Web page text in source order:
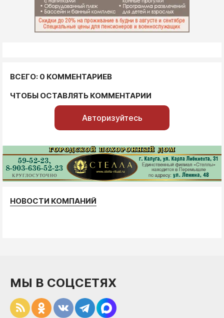
ВСЕГО: 0 КОММЕНТАРИЕВ
ЧТОБЫ ОСТАВЛЯТЬ КОММЕНТАРИИ
Авторизуйтесь
НОВОСТИ КОМПАНИЙ
МЫ В СОЦСЕТЯХ